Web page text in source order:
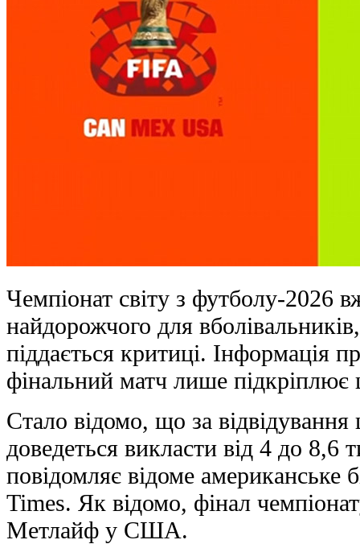
Чемпіонат світу з футболу-2026
найдорожчого для
піддається критиці. Інформація
фінальний матч лише
Стало відомо, що за
доведеться викласти від 4 до 8,6
повідомляє відоме американське
Times. Як відомо, фінал
Метлайф у США.